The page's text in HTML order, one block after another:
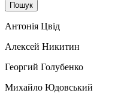
Антонія Цвід
Алексей Никитин
Георгий Голубенко
Михайло Юдовський